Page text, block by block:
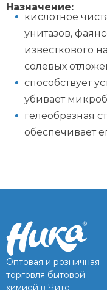
Назначение:
кислотное
унитазов,
известкового
солевых
способствует
убивает
гелеобразная
обеспечивает
Оптовая и розничная
торговля бытовой
химией в Чите